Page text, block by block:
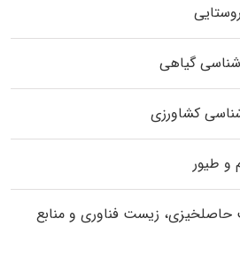
شناسی گیاهی
کشاورزی
و طیور
حاصلخیزی، زیست فناوری و منابع